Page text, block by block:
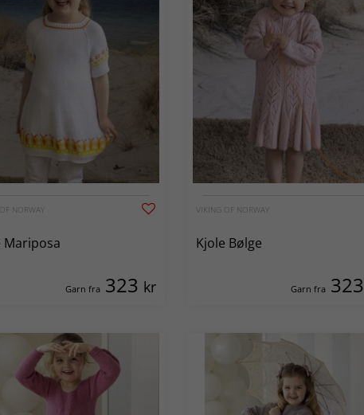
NORWAY
Mariposa
Garn fra 323 kr
VIKING OF NORWAY
Kjole Bølge
Garn fra 323